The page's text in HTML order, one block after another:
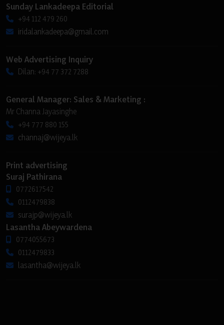
Sunday Lankadeepa Editorial
+94 112 479 260
iridalankadeepa@gmail.com
Web Advertising Inquiry
Dilan: +94 77 372 7288
General Manager: Sales & Marketing :
Mr Channa Jayasinghe
+94 777 880 155
channaj@wijeya.lk
Print advertising
Suraj Pathirana
0772617542
0112479838
surajp@wijeya.lk
Lasantha Abeywardena
0774055673
0112479833
lasantha@wijeya.lk